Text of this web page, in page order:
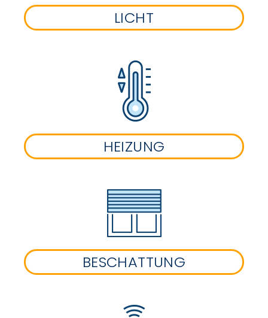
LICHT
HEIZUNG
BESCHATTUNG